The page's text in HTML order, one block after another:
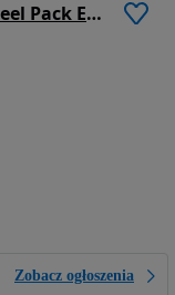
Citroën C5 Aircross 1.6 PHEV 225 Feel Pack EAT8
Zobacz ogłoszenia